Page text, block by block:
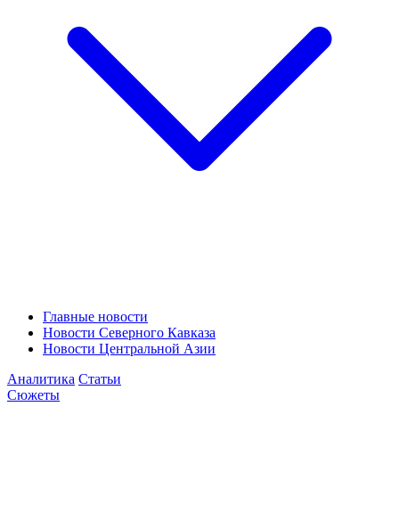
Главные новости
Новости Северного Кавказа
Новости Центральной Азии
Аналитика Статьи
Сюжеты